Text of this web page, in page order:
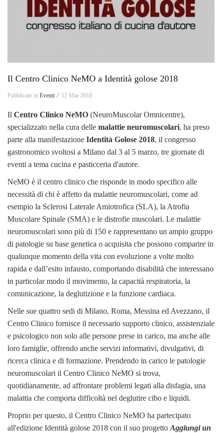
Il Centro Clinico NeMO a Identità golose 2018
Pubblicato in Eventi ⁄ 12 Mar 2018
Il Centro Clinico NeMO (NeuroMuscolar Omnicentre),
specializzato nella cura delle malattie neuromuscolari, ha preso
parte alla manifestazione Identità Golose 2018, il congresso
gastronomico svoltosi a Milano dal 3 al 5 marzo, tre giornate di
eventi a tema cucina e pasticceria d'autore.
NeMO è il centro clinico che risponde in modo specifico alle
necessità di chi è affetto da malattie neuromuscolari, come ad
esempio la Sclerosi Laterale Amiotrofica (SLA), la Atrofia
Muscolare Spinale (SMA) e le distrofie muscolari. Le malattie
neuromuscolari sono più di 150 e rappresentano un ampio gruppo
di patologie su base genetica o acquisita che possono comparire in
qualunque momento della vita con evoluzione a volte molto
rapida e dall’esito infausto, comportando disabilità che interessano
in particolar modo il movimento, la capacità respiratoria, la
comunicazione, la deglutizione e la funzione cardiaca.
Nelle sue quattro sedi di Milano, Roma, Messina ed Avezzano, il
Centro Clinico fornisce il necessario supporto clinico, assistenziale
e psicologico non solo alle persone prese in carico, ma anche alle
loro famiglie, offrendo anche servizi informativi, divulgativi, di
ricerca clinica e di formazione. Prendendo in carico le patologie
neuromuscolari il Centro Clinico NeMO si trova,
quotidianamente, ad affrontare problemi legati alla disfagia, una
malattia che comporta difficoltà nel deglutire cibo e liquidi.
Proprio per questo, il Centro Clinico NeMO ha partecipato
all'edizione Identità golose 2018 con il suo progetto Aggiungi un